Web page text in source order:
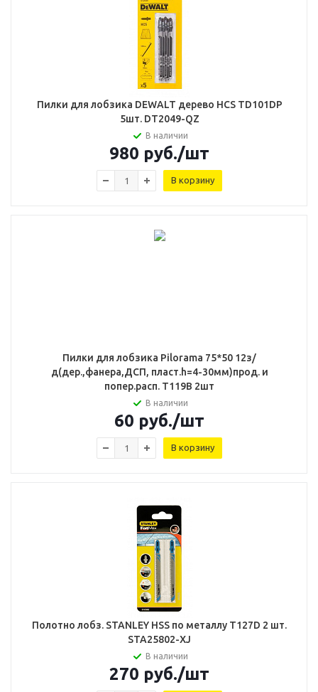
Пилки для лобзика DEWALT дерево HCS TD101DP
5шт. DT2049-QZ
В наличии
980 руб./шт
В корзину
Пилки для лобзика Pilorama 75*50 12з/
д(дер.,фанера,ДСП, пласт.h=4-30мм)прод. и
попер.расп. Т119B 2шт
В наличии
60 руб./шт
В корзину
Полотно лобз. STANLEY HSS по металлу T127D 2 шт.
STA25802-XJ
В наличии
270 руб./шт